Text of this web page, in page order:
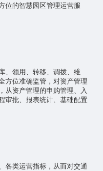
位的智慧园区管理运营服
、领用、转移、调拨、维
方位准确监管，对资产管理
从资产管理的申购管理、入
审批、报表统计、基础配置
各类运营指标，从而对交通